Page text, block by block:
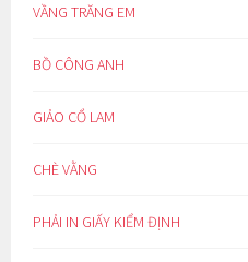
VẦNG TRĂNG EM
BỒ CÔNG ANH
GIẢO CỔ LAM
CHÈ VẰNG
PHẢI IN GIẤY KIỂM ĐỊNH